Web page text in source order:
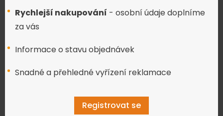
Rychlejší nakupování - osobní údaje doplníme
za vás
Informace o stavu objednávek
Snadné a přehledné vyřízení reklamace
Registrovat se